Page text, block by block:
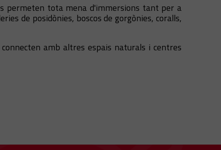
permeten tota mena d'immersions tant per a
de posidònies, boscos de gorgònies, coralls,
amb altres espais naturals i centres